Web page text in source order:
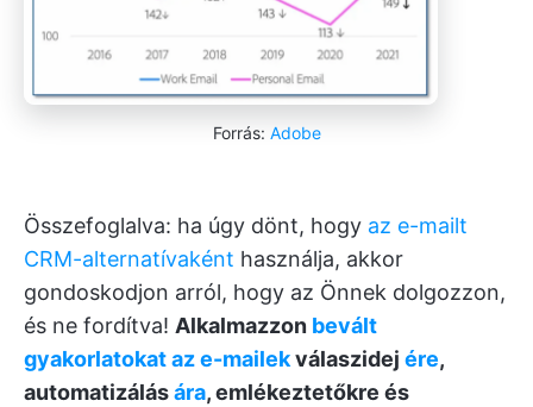
Forrás: Adobe
Összefoglalva: ha úgy dönt, hogy az e-mailt
CRM-alternatívaként használja, akkor
gondoskodjon arról, hogy az Önnek dolgozzon,
és ne fordítva! Alkalmazzon bevált
gyakorlatokat az e-mailekválaszidej ére,
automatizálására, emlékeztetőkre és